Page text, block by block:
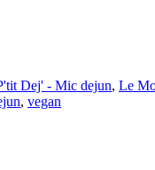
Dej' - Mic dejun, Le
, vegan